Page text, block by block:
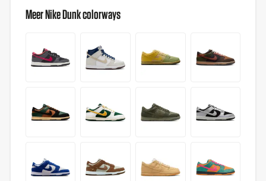
Meer Nike Dunk colorways